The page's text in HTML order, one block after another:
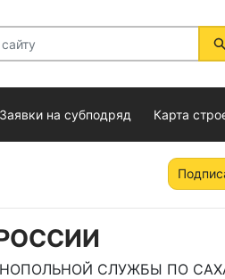
Заявки на субподряд Карта
СЛУЖБЫ ПО